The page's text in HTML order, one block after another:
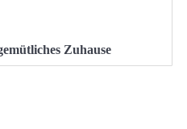
Zuhause